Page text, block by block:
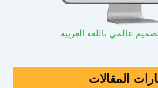
عالمي باللغة العربية
المقالات